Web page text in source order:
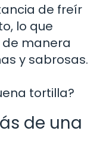
de freír
lo que
manera
y sabrosas.
tortilla?
de una